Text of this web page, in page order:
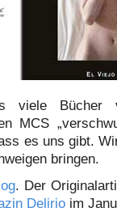
viele Bücher
MCS
es uns gibt.
bringen.
. Der
Delirioim